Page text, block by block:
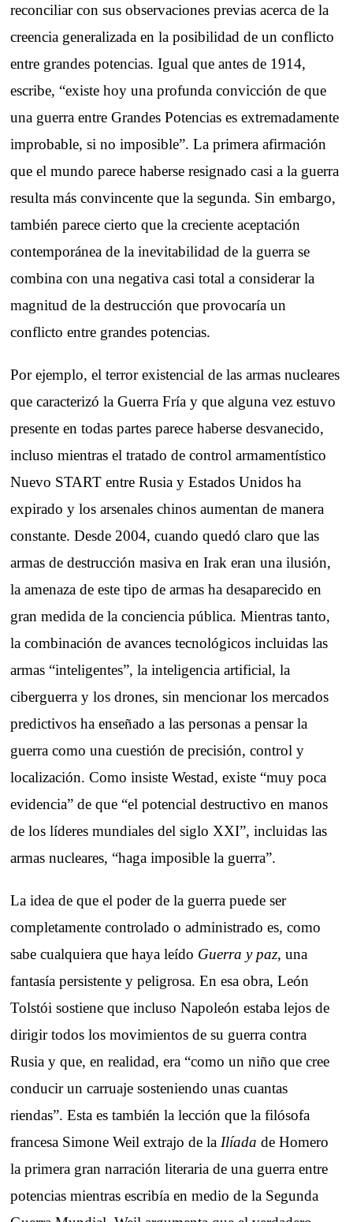
reconciliar con sus observaciones previas acerca de la
creencia generalizada en la posibilidad de un conflicto
entre grandes potencias. Igual que antes de 1914,
escribe, “existe hoy una profunda convicción de que
una guerra entre Grandes Potencias es extremadamente
improbable, si no imposible”. La primera afirmación
que el mundo parece haberse resignado casi a la guerra
resulta más convincente que la segunda. Sin embargo,
también parece cierto que la creciente aceptación
contemporánea de la inevitabilidad de la guerra se
combina con una negativa casi total a considerar la
magnitud de la destrucción que provocaría un
conflicto entre grandes potencias.
Por ejemplo, el terror existencial de las armas nucleares
que caracterizó la Guerra Fría y que alguna vez estuvo
presente en todas partes parece haberse desvanecido,
incluso mientras el tratado de control armamentístico
Nuevo START entre Rusia y Estados Unidos ha
expirado y los arsenales chinos aumentan de manera
constante. Desde 2004, cuando quedó claro que las
armas de destrucción masiva en Irak eran una ilusión,
la amenaza de este tipo de armas ha desaparecido en
gran medida de la conciencia pública. Mientras tanto,
la combinación de avances tecnológicos incluidas las
armas “inteligentes”, la inteligencia artificial, la
ciberguerra y los drones, sin mencionar los mercados
predictivos ha enseñado a las personas a pensar la
guerra como una cuestión de precisión, control y
localización. Como insiste Westad, existe “muy poca
evidencia” de que “el potencial destructivo en manos
de los líderes mundiales del siglo XXI”, incluidas las
armas nucleares, “haga imposible la guerra”.
La idea de que el poder de la guerra puede ser
completamente controlado o administrado es, como
sabe cualquiera que haya leído Guerra y paz, una
fantasía persistente y peligrosa. En esa obra, León
Tolstói sostiene que incluso Napoleón estaba lejos de
dirigir todos los movimientos de su guerra contra
Rusia y que, en realidad, era “como un niño que cree
conducir un carruaje sosteniendo unas cuantas
riendas”. Esta es también la lección que la filósofa
francesa Simone Weil extrajo de la Ilíada de Homero
la primera gran narración literaria de una guerra entre
potencias mientras escribía en medio de la Segunda